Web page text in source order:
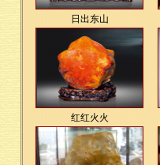
日出东山
红红火火